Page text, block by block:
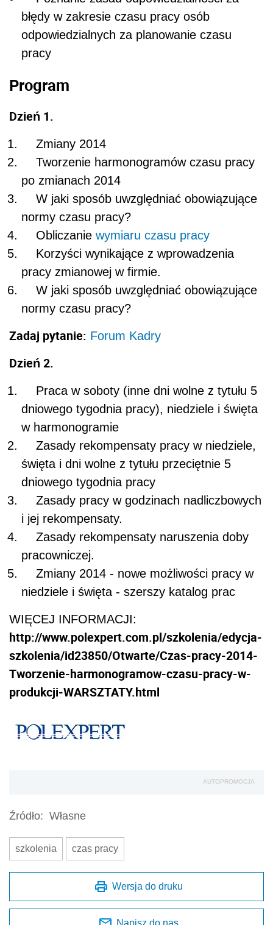
błędy w zakresie czasu pracy osób
odpowiedzialnych za planowanie czasu
pracy
Program
Dzień 1.
Zmiany 2014
Tworzenie harmonogramów czasu pracy
po zmianach 2014
W jaki sposób uwzględniać obowiązujące
normy czasu pracy?
Obliczanie wymiaru czasu pracy
Korzyści wynikające z wprowadzenia
pracy zmianowej w firmie.
W jaki sposób uwzględniać obowiązujące
normy czasu pracy?
Zadaj pytanie: Forum Kadry
Dzień 2.
Praca w soboty (inne dni wolne z tytułu 5
dniowego tygodnia pracy), niedziele i święta
w harmonogramie
Zasady rekompensaty pracy w niedziele,
święta i dni wolne z tytułu przeciętnie 5
dniowego tygodnia pracy
Zasady pracy w godzinach nadliczbowych
i jej rekompensaty.
Zasady rekompensaty naruszenia doby
pracowniczej.
Zmiany 2014 - nowe możliwości pracy w
niedziele i święta - szerszy katalog prac
WIĘCEJ INFORMACJI:
http://www.polexpert.com.pl/szkolenia/edycja-
szkolenia/id23850/Otwarte/Czas-pracy-2014-
Tworzenie-harmonogramow-czasu-pracy-w-
produkcji-WARSZTATY.html
AUTOPROMOCJA
Źródło: Własne
szkolenia czas pracy
Wersja do druku